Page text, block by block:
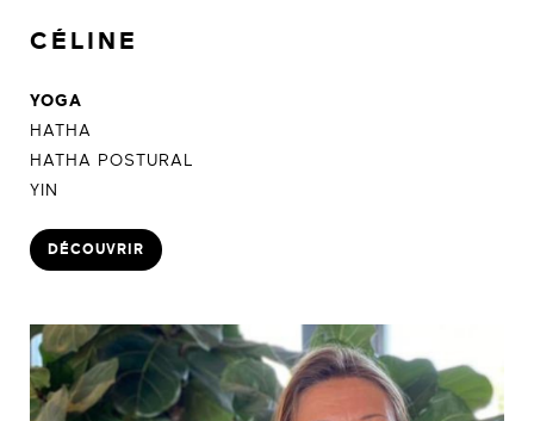
CÉLINE
YOGA
HATHA
HATHA POSTURAL
YIN
DÉCOUVRIR